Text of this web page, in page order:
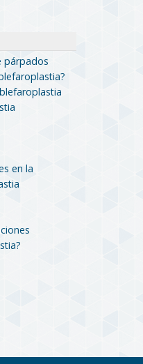
párpados
en la